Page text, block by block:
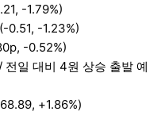
-1.79%)
0.51, -1.23%)
-0.52%)
일 대비 4원 상승 출발 예
+1.86%)